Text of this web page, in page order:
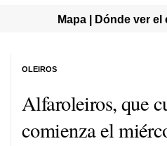
Mapa | Dónde ver el
Alfaroleiros, que
comienza el
OLEIROS